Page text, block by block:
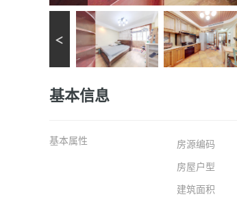
基本信息
基本属性
房源编码
房屋户型
建筑面积